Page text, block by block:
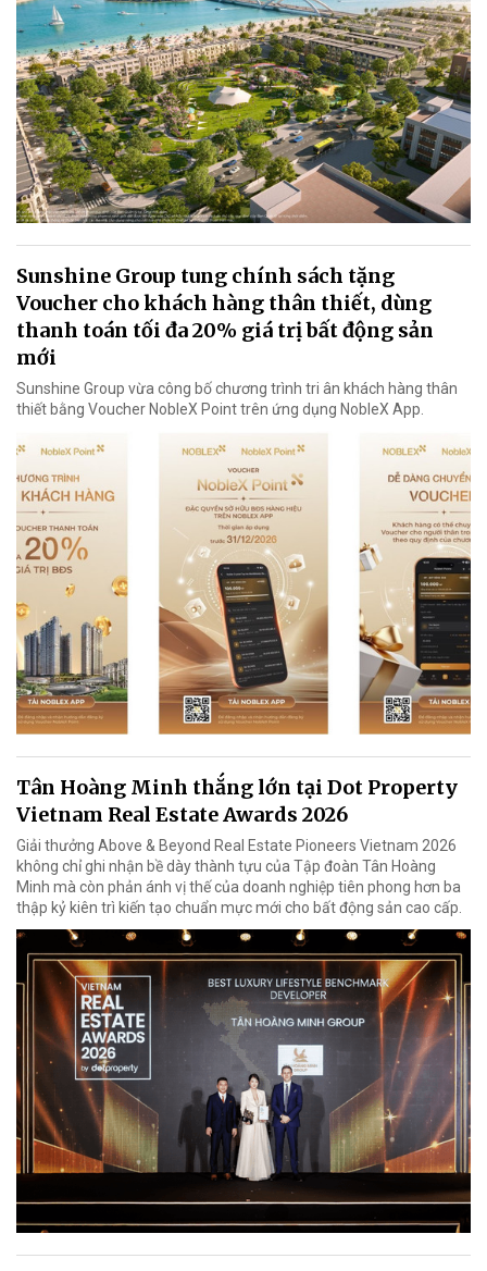
Sunshine Group tung chính sách tặng
Voucher cho khách hàng thân thiết, dùng
thanh toán tối đa 20% giá trị bất động sản
mới
Sunshine Group vừa công bố chương trình tri ân khách hàng thân
thiết bằng Voucher NobleX Point trên ứng dụng NobleX App.
Tân Hoàng Minh thắng lớn tại Dot Property
Vietnam Real Estate Awards 2026
Giải thưởng Above & Beyond Real Estate Pioneers Vietnam 2026
không chỉ ghi nhận bề dày thành tựu của Tập đoàn Tân Hoàng
Minh mà còn phản ánh vị thế của doanh nghiệp tiên phong hơn ba
thập kỷ kiên trì kiến tạo chuẩn mực mới cho bất động sản cao cấp.